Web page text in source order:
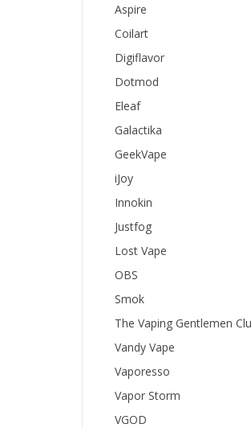
Aspire
Coilart
Digiflavor
Dotmod
Eleaf
Galactika
GeekVape
iJoy
Innokin
Justfog
Lost Vape
OBS
Smok
The Vaping Gentlemen
Vandy Vape
Vaporesso
Vapor Storm
VGOD